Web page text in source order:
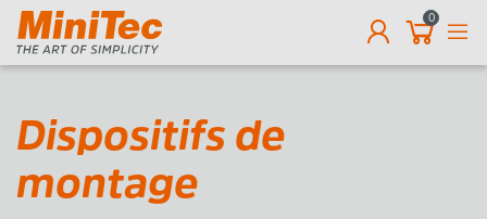
0
Dispositifs de
montage